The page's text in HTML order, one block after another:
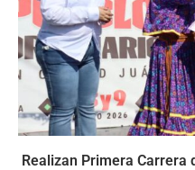
Realizan Primera Carrera